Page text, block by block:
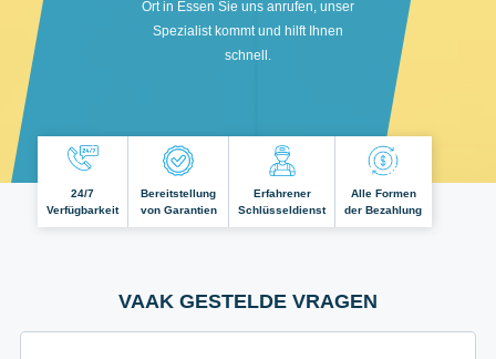
Ort in Essen Sie uns anrufen, unser
Spezialist kommt und hilft Ihnen
schnell.
24/7
Verfügbarkeit
Bereitstellung
von Garantien
Erfahrener
Schlüsseldienst
Alle Formen
der Bezahlung
VAAK GESTELDE VRAGEN